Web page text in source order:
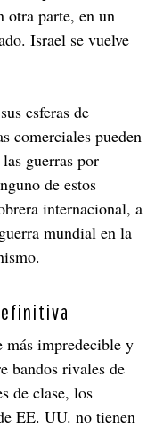
otra parte, en un
Israel se vuelve
esferas de
comerciales pueden
guerras por
de estos
internacional, a
mundial en la
más impredecible y
bandos rivales de
de clase, los
EE. UU. no tienen